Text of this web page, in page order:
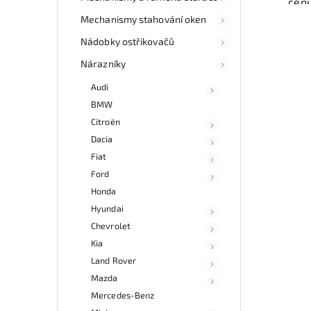
Mechanismy stahování oken
Nádobky ostřikovačů
Nárazníky
Audi
BMW
Citroën
Dacia
Fiat
Ford
Honda
Hyundai
Chevrolet
Kia
Land Rover
Mazda
Mercedes-Benz